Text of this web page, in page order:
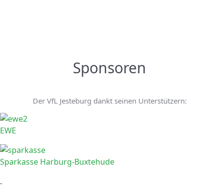
Sponsoren
Der VfL Jesteburg dankt seinen Unterstützern:
EWE
Sparkasse Harburg-Buxtehude
.